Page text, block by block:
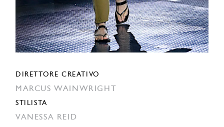
DIRETTORE CREATIVO
MARCUS WAINWRIGHT
STILISTA
VANESSA REID